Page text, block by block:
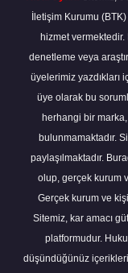
İletişim Kurumu
hizmet
denetleme veya
üyelerimiz yazdıkları
üye olarak bu
herhangi bir
bulunmamaktadır.
paylaşılmaktadır.
olup, gerçek kurum
Gerçek kurum ve
Sitemiz, kar amacı
platformudur.
düşündüğünüz